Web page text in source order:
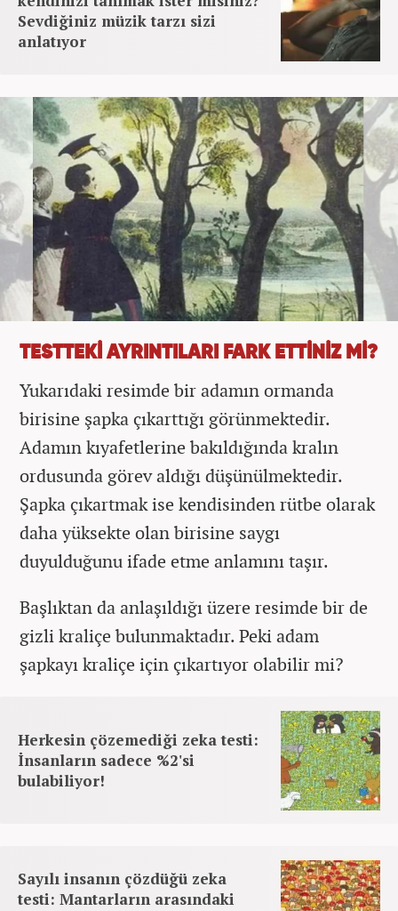
Sevdiğiniz müzik tarzı sizi
anlatıyor
TESTTEKİ AYRINTILARI FARK ETTİNİZ Mİ?
Yukarıdaki resimde bir adamın ormanda
birisine şapka çıkarttığı görünmektedir.
Adamın kıyafetlerine bakıldığında kralın
ordusunda görev aldığı düşünülmektedir.
Şapka çıkartmak ise kendisinden rütbe olarak
daha yüksekte olan birisine saygı
duyulduğunu ifade etme anlamını taşır.
Başlıktan da anlaşıldığı üzere resimde bir de
gizli kraliçe bulunmaktadır. Peki adam
şapkayı kraliçe için çıkartıyor olabilir mi?
Herkesin çözemediği zeka testi:
İnsanların sadece %2'si
bulabiliyor!
Sayılı insanın çözdüğü zeka
testi: Mantarların arasındaki